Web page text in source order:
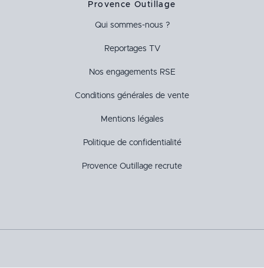
Provence Outillage
Qui sommes-nous ?
Reportages TV
Nos engagements RSE
Conditions générales de vente
Mentions légales
Politique de confidentialité
Provence Outillage recrute